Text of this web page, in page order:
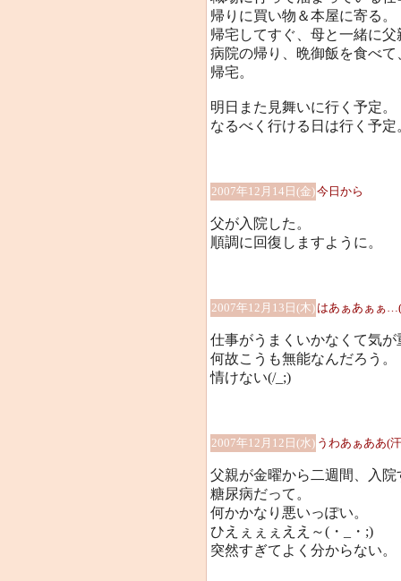
帰りに買い物＆本屋に寄る。
帰宅してすぐ、母と一緒に
病院の帰り、晩御飯を食べて
帰宅。
明日また見舞いに行く予定。
なるべく行ける日は行く予定
2007年12月14日(金)今日から
父が入院した。
順調に回復しますように。
2007年12月13日(木) はあぁあぁぁ
仕事がうまくいかなくて気が
何故こうも無能なんだろう。
情けない(/_;)
2007年12月12日(水) うわあぁああ(
父親が金曜から二週間、入
糖尿病だって。
何かかなり悪いっぽい。
ひえぇぇぇええ～(・_・;)
突然すぎてよく分からない。